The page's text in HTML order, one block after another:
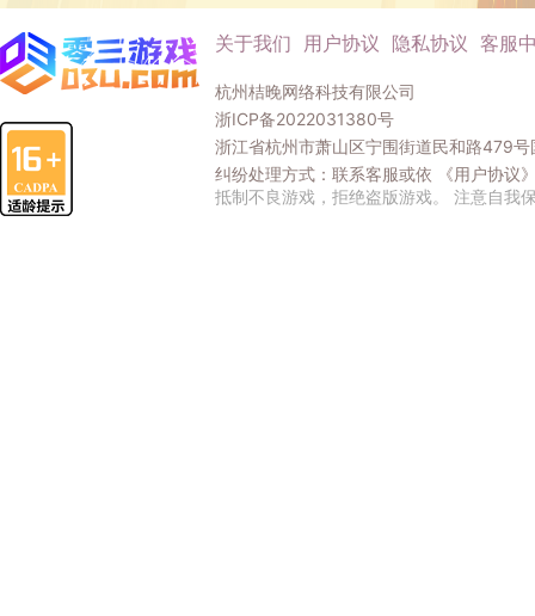
关于我们 用户协议 隐私协议 客服
杭州桔晚网络科技有限公司
浙ICP备2022031380号
浙江省杭州市萧山区宁围街道民和路479
纠纷处理方式：联系客服或依
《用户协议
抵制不良游戏，拒绝盗版游戏。 注意自我